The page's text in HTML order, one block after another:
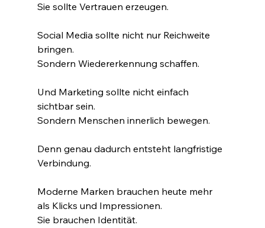
Sie sollte Vertrauen erzeugen.
Social Media sollte nicht nur Reichweite
bringen.
Sondern Wiedererkennung schaffen.
Und Marketing sollte nicht einfach
sichtbar sein.
Sondern Menschen innerlich bewegen.
Denn genau dadurch entsteht langfristige
Verbindung.
Moderne Marken brauchen heute mehr
als Klicks und Impressionen.
Sie brauchen Identität.